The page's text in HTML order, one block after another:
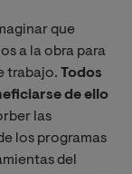
que
a la obra para
trabajo. Todos
de ello
las
los programas
del